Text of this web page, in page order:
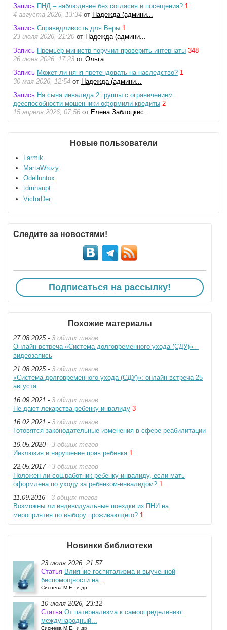
Запись ПНД – наблюдение без согласия и посещения? 1
4 августа 2026, 13:34 от Надежда (админи...
Запись Справедливость для Веры 1
23 июля 2026, 21:20 от Надежда (админи...
Запись Премьер-министр поручил проверить интернаты 348
26 июня 2026, 17:23 от Ольга
Запись Может ли няня претендовать на наследство? 1
30 мая 2026, 12:54 от Надежда (админи...
Запись На сына инвалида 2 группы с ограничением
дееспособности мошенники оформили кредиты 2
15 апреля 2026, 07:56 от Елена Заблоцкис...
Новые пользователи
Larmik
MartaWrozy
Odelluntox
tdmhaupt
VictorDer
Следите за новостями!
Подписаться на рассылку!
Похожие материалы
27.08.2025 - 3 общих тегов
Онлайн-встреча «Система долговременного ухода (СДУ)» –
видеозапись
21.08.2025 - 3 общих тегов
«Система долговременного ухода (СДУ)»: онлайн-встреча 25
августа
16.09.2021 - 3 общих тегов
Не дают лекарства ребенку-инвалиду 3
16.02.2021 - 3 общих тегов
Готовятся законодательные изменения в сфере реабилитации
19.05.2020 - 3 общих тегов
Инклюзия и нарушение прав ребенка 1
22.05.2017 - 3 общих тегов
Положен ли соц.работник ребенку-инвалиду, если мать
оформлена по уходу за ребенком-инвалидом? 1
11.09.2016 - 3 общих тегов
Возможны ли индивидуальные поездки из ПНИ на
мероприятия по выбору проживающего? 1
Новинки библиотеки
23 июля 2026, 21:57
Статья Влияние госпитализма и выученной
беспомощности на...
Сиснева М.Е. и др
10 июля 2026, 23:12
Статья От патернализма к самоопределению:
международный...
Сиснева М.Е. и др